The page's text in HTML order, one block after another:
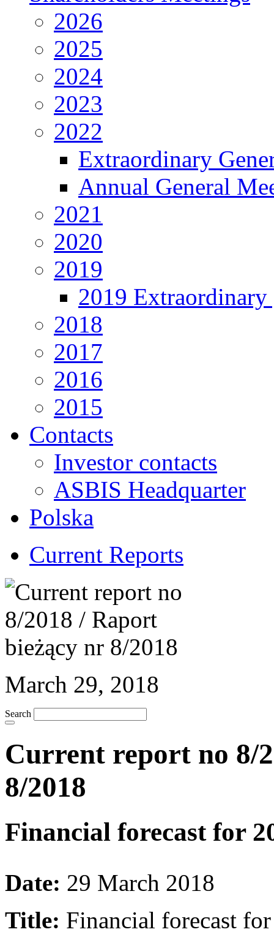
2026
2025
2024
2023
2022
Extraordinary
Annual General
2021
2020
2019
2019 Extraordinary
2018
2017
2016
2015
Contacts
Investor contacts
ASBIS Headquarter
Polska
Current Reports
March 29, 2018
Search
Current report no 8/
8/2018
Financial forecast for
Date: 29 March 2018
Title: Financial forecast